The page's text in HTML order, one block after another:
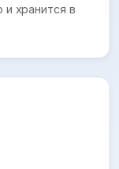
и хранится в